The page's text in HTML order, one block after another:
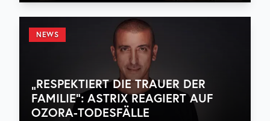
NEWS
„RESPEKTIERT DIE TRAUER DER
FAMILIE“: ASTRIX REAGIERT AUF
OZORA-TODESFÄLLE